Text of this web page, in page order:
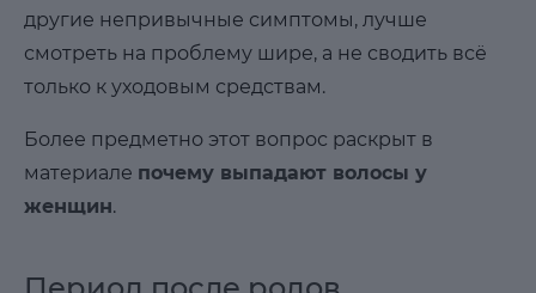
другие непривычные симптомы, лучше
смотреть на проблему шире, а не сводить всё
только к уходовым средствам.
Более предметно этот вопрос раскрыт в
материале почему выпадают волосы у
женщин.